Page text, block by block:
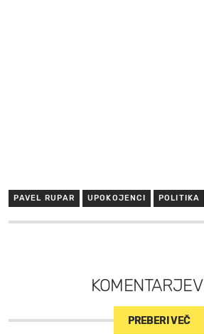
PAVEL RUPAR UPOKOJENCI POLITIKA
KOMENTARJEV
PREBERI VEČ